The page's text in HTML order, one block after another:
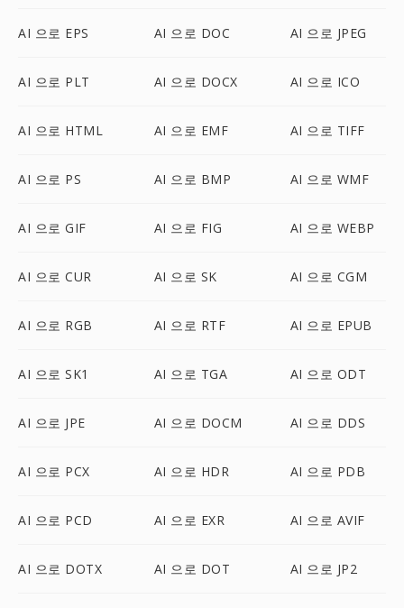
AI 으로 EPS AI 으로 DOC AI 으로 JPEG
AI 으로 PLT AI 으로 DOCX AI 으로 ICO
AI 으로 HTML AI 으로 EMF AI 으로 TIFF
AI 으로 PS AI 으로 BMP AI 으로 WMF
AI 으로 GIF AI 으로 FIG AI 으로 WEBP
AI 으로 CUR AI 으로 SK AI 으로 CGM
AI 으로 RGB AI 으로 RTF AI 으로 EPUB
AI 으로 SK1 AI 으로 TGA AI 으로 ODT
AI 으로 JPE AI 으로 DOCM AI 으로 DDS
AI 으로 PCX AI 으로 HDR AI 으로 PDB
AI 으로 PCD AI 으로 EXR AI 으로 AVIF
AI 으로 DOTX AI 으로 DOT AI 으로 JP2